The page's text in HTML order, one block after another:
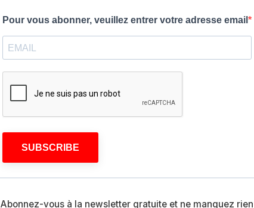
Pour vous abonner, veuillez entrer votre adresse email
SUBSCRIBE
Abonnez-vous à la newsletter gratuite et ne manquez rien